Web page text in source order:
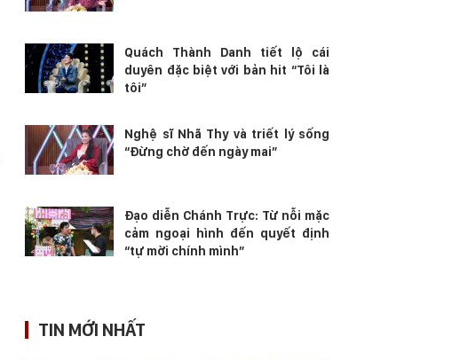
Quách Thành Danh tiết lộ cái
duyên đặc biệt với bản hit “Tôi là
tôi”
Nghệ sĩ Nhã Thy và triết lý sống
“Đừng chờ đến ngày mai”
Đạo diễn Chánh Trực: Từ nỗi mặc
cảm ngoại hình đến quyết định
“tự mời chính mình”
TIN MỚI NHẤT